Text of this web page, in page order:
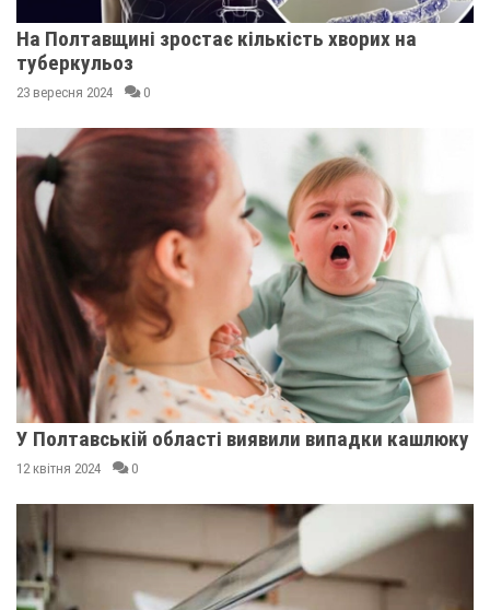
На Полтавщині зростає кількість хворих на
туберкульоз
23 вересня 2024 0
У Полтавській області виявили випадки кашлюку
12 квітня 2024 0